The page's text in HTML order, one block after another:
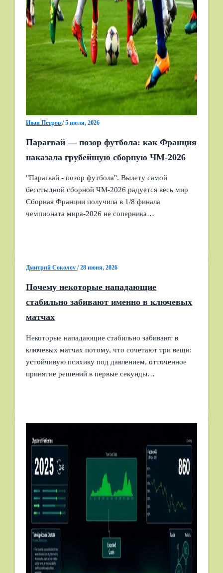
Иван Петров/5 июля, 2026
Парагвай — позор футбола: как Франция
наказала грубейшую сборную ЧМ‑2026
"Парагвай - позор футбола". Вылету самой
бесстыдной сборной ЧМ‑2026 радуется весь мир
Сборная Франции получила в 1/8 финала
чемпионата мира‑2026 не соперника…
Дмитрий Соколov/28 июня, 2026
Почему некоторые нападающие
стабильно забивают именно в ключевых
матчах
Некоторые нападающие стабильно забивают в
ключевых матчах потому, что сочетают три вещи:
устойчивую психику под давлением, отточенное
принятие решений в первые секунды…